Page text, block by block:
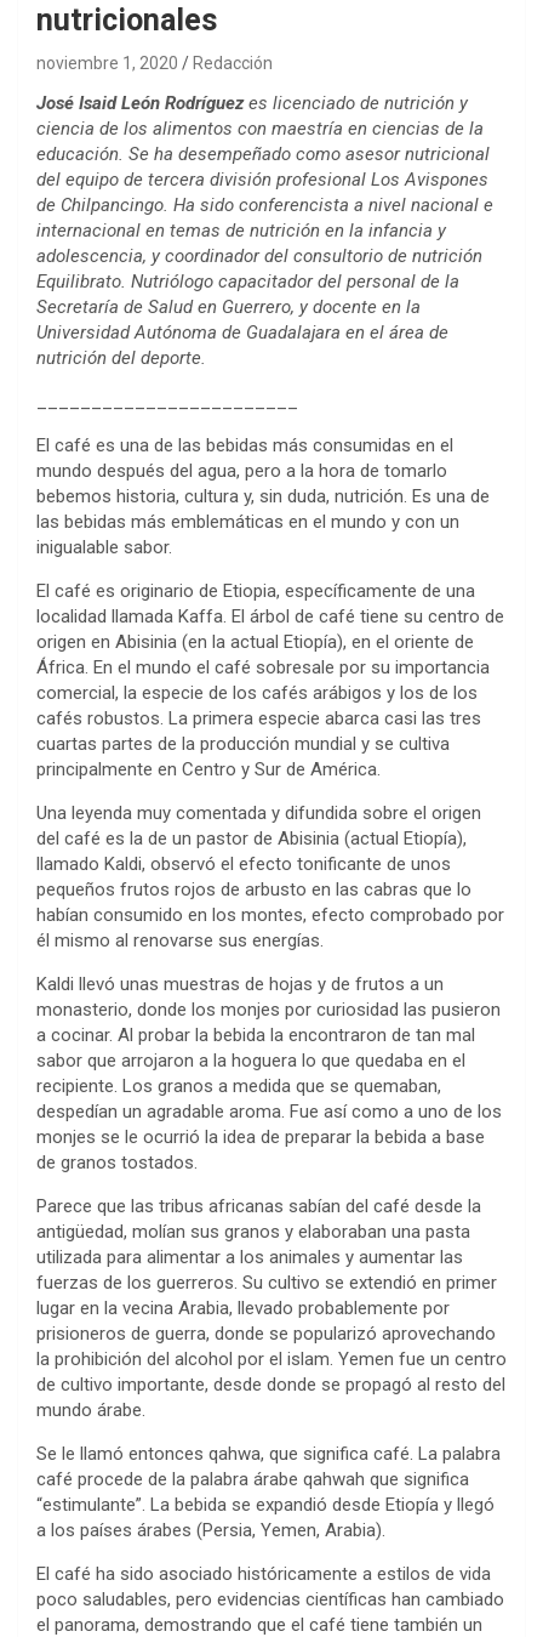
nutricionales
noviembre 1, 2020 Redacción
José Isaid León Rodríguezes licenciado de nutrición y
ciencia de los alimentos con maestría en ciencias de la
educación. Se ha desempeñado como asesor nutricional
del equipo de tercera división profesional Los Avispones
de Chilpancingo. Ha sido conferencista a nivel nacional e
internacional en temas de nutrición en la infancia y
adolescencia, y coordinador del consultorio de nutrición
Equilibrato. Nutriólogo capacitador del personal de la
Secretaría de Salud en Guerrero, y docente en la
Universidad Autónoma de Guadalajara en el área de
nutrición del deporte.
El café es una de las bebidas más consumidas en el
mundo después del agua, pero a la hora de tomarlo
bebemos historia, cultura y, sin duda, nutrición. Es una de
las bebidas más emblemáticas en el mundo y con un
inigualable sabor.
El café es originario de Etiopia, específicamente de una
localidad llamada Kaffa. El árbol de café tiene su centro de
origen en Abisinia (en la actual Etiopía), en el oriente de
África. En el mundo el café sobresale por su importancia
comercial, la especie de los cafés arábigos y los de los
cafés robustos. La primera especie abarca casi las tres
cuartas partes de la producción mundial y se cultiva
principalmente en Centro y Sur de América.
Una leyenda muy comentada y difundida sobre el origen
del café es la de un pastor de Abisinia (actual Etiopía),
llamado Kaldi, observó el efecto tonificante de unos
pequeños frutos rojos de arbusto en las cabras que lo
habían consumido en los montes, efecto comprobado por
él mismo al renovarse sus energías.
Kaldi llevó unas muestras de hojas y de frutos a un
monasterio, donde los monjes por curiosidad las pusieron
a cocinar. Al probar la bebida la encontraron de tan mal
sabor que arrojaron a la hoguera lo que quedaba en el
recipiente. Los granos a medida que se quemaban,
despedían un agradable aroma. Fue así como a uno de los
monjes se le ocurrió la idea de preparar la bebida a base
de granos tostados.
Parece que las tribus africanas sabían del café desde la
antigüedad, molían sus granos y elaboraban una pasta
utilizada para alimentar a los animales y aumentar las
fuerzas de los guerreros. Su cultivo se extendió en primer
lugar en la vecina Arabia, llevado probablemente por
prisioneros de guerra, donde se popularizó aprovechando
la prohibición del alcohol por el islam. Yemen fue un centro
de cultivo importante, desde donde se propagó al resto del
mundo árabe.
Se le llamó entonces qahwa, que significa café. La palabra
café procede de la palabra árabe qahwah que significa
“estimulante”.​ La bebida se expandió desde Etiopía y llegó
a los países árabes (Persia, Yemen, Arabia).
El café ha sido asociado históricamente a estilos de vida
poco saludables, pero evidencias científicas han cambiado
el panorama, demostrando que el café tiene también un